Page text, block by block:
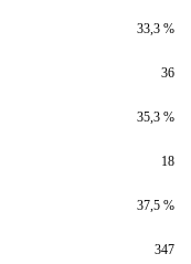
33,3 %
36
35,3 %
18
37,5 %
347